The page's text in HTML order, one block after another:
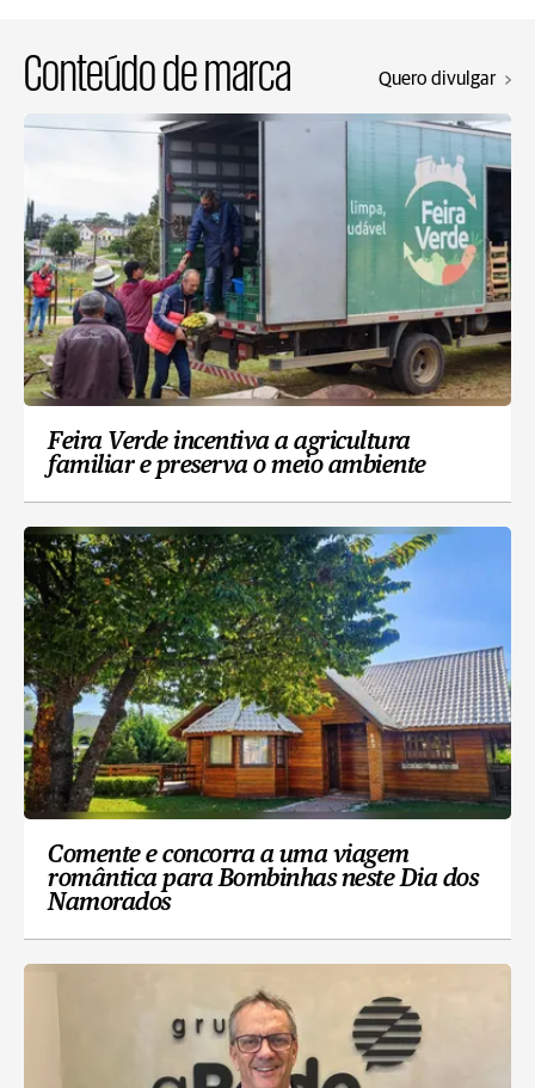
Conteúdo de marca Quero divulgar
Feira Verde incentiva a agricultura
familiar e preserva o meio ambiente
Comente e concorra a uma viagem
romântica para Bombinhas neste Dia dos
Namorados